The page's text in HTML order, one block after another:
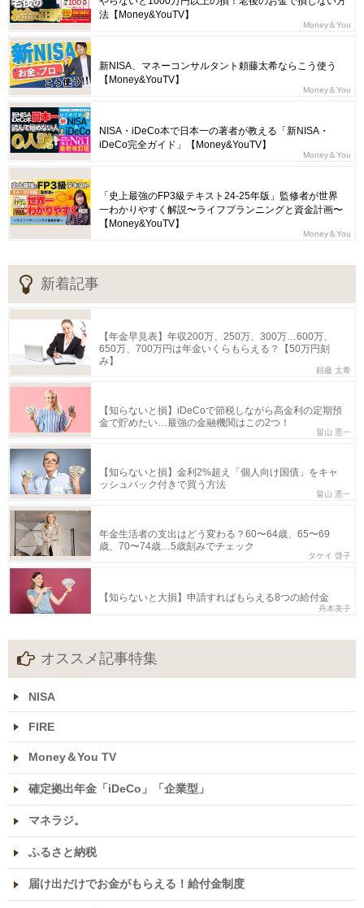
法【Money&YouTV】
Money＆You
新NISA、マネーコンサルタント頼藤太希ならこう使う
【Money&YouTV】
Money＆You
NISA・iDeCo本で日本一の著者が教える「新NISA・
iDeCo完全ガイド」【Money&YouTV】
Money＆You
「史上最強のFP3級テキスト24-25年版」監修者が世界
一わかりやすく解説〜ライフプランニングと資金計画〜
【Money&YouTV】
Money＆You
新着記事
【年金早見表】年収200万、250万、300万…600万、
650万、700万円は年金いくらもらえる？【50万円刻
み】
頼藤 太希
【知らないと損】iDeCoで節税しながら高金利の定期預
金で貯めたい…最強の金融機関はこの2つ！
畠山 憲一
【知らないと損】金利2%超え「個人向け国債」をキャ
ッシュバック付きで買う方法
畠山 憲一
年金生活者の支出はどう変わる？60〜64歳、65〜69
歳、70〜74歳…5歳刻みでチェック
タケイ 啓子
【知らないと大損】申請すればもらえる8つの給付金
舟本美子
オススメ記事特集
NISA
FIRE
Money＆You TV
確定拠出年金「iDeCo」「企業型」
マネラジ。
ふるさと納税
届け出だけでお金がもらえる！給付金制度